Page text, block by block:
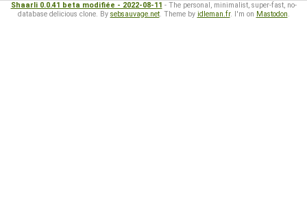
Shaarli 0.0.41 beta modifiée - 2022-08-11 - The personal, minimalist, super-fast, no-
database delicious clone. By sebsauvage.net. Theme by idleman.fr. I'm on Mastodon.